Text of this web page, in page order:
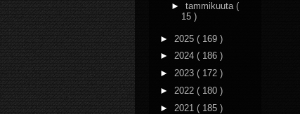
► tammikuuta (
15 )
► 2025 ( 169 )
► 2024 ( 186 )
► 2023 ( 172 )
► 2022 ( 180 )
► 2021 ( 185 )